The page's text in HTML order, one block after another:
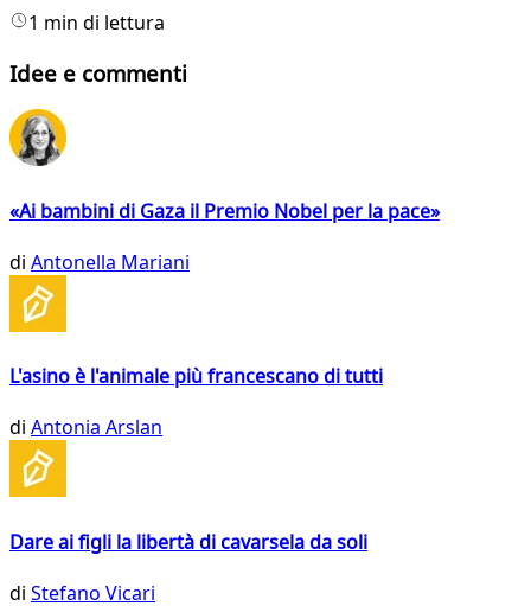
1 min di lettura
Idee e commenti
«Ai bambini di Gaza il Premio Nobel per la pace»
di Antonella Mariani
L'asino è l'animale più francescano di tutti
di Antonia Arslan
Dare ai figli la libertà di cavarsela da soli
di Stefano Vicari